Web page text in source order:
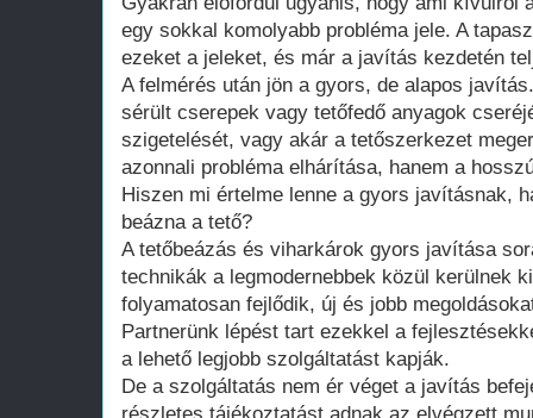
egy sokkal komolyabb probléma jele. A
ezeket a jeleket, és már a javítás kezdetén
A felmérés után jön a gyors, de alapos
sérült cserepek vagy tetőfedő anyagok
szigetelését, vagy akár a tetőszerkezet
azonnali probléma elhárítása, hanem a
Hiszen mi értelme lenne a gyors javításnak,
beázna a tető?
A tetőbeázás és viharkárok gyors javítása
technikák a legmodernebbek közül kerülnek
folyamatosan fejlődik, új és jobb
Partnerünk lépést tart ezekkel a
a lehető legjobb szolgáltatást kapják.
De a szolgáltatás nem ér véget a javítás